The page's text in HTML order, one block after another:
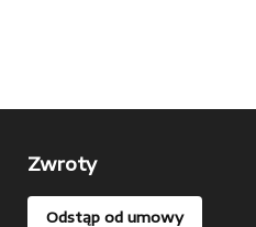
Zwroty
Odstąp od umowy